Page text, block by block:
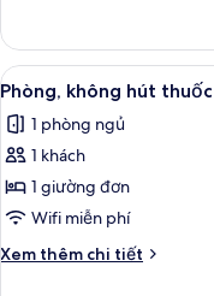
of
House,
with
Onsen
Ticket)
Phòng,
không
hút
(Run
of
with
Onsen
Xem
tất
cả
ảnh
Phòng,
không
hút
thuốc
2
Phòng, không hút
1 phòng ngủ
1 khách
1 giường đơn
Wifi miễn phí
Xem thêm chi tiết
Chi